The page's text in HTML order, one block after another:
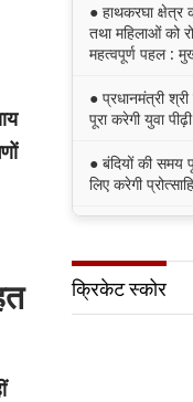
● हाथकरघा क्षेत्र
तथा महिलाओं को
महत्वपूर्ण पहल :
● प्रधानमंत्री
पूरा करेगी युवा
● बंदियों की समय
लिए करेगी
● छिंदवाड़ा को
मुख्यमंत्री डॉ. यादव
क्रिकेट स्कोर